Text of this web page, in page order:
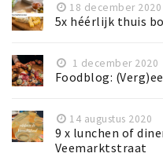
18 december 2020
5x héérlijk thuis
1 december 2020
Foodblog:
14 augustus 2020
9 x lunchen of
Veemarktstraat